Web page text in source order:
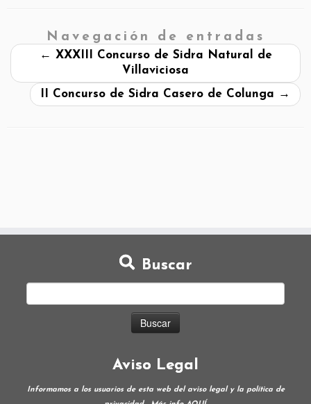
Navegación de entradas
← XXXIII Concurso de Sidra Natural de
Villaviciosa
II Concurso de Sidra Casero de Colunga →
Buscar
Aviso Legal
Informamos a los usuarios de esta web del aviso legal y la política de